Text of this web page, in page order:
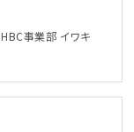
HBC事業部 イワキ